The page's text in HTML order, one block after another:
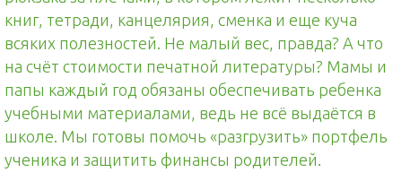
книг, тетради, канцелярия, сменка и еще куча
всяких полезностей. Не малый вес, правда? А что
на счёт стоимости печатной литературы? Мамы и
папы каждый год обязаны обеспечивать ребенка
учебными материалами, ведь не всё выдаётся в
школе. Мы готовы помочь «разгрузить» портфель
ученика и защитить финансы родителей.